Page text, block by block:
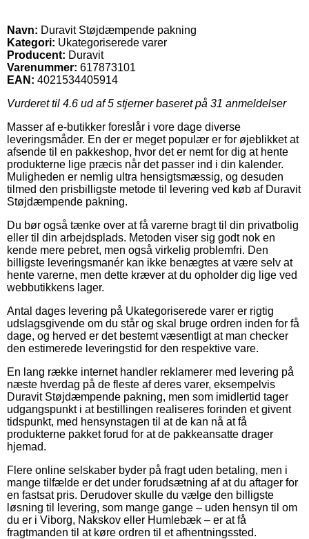
Navn: Duravit Støjdæmpende pakning
Kategori: Ukategoriserede varer
Producent: Duravit
Varenummer: 617873101
EAN: 4021534405914
Vurderet til 4.6 ud af 5 stjerner baseret på 31 anmeldelser
Masser af e-butikker foreslår i vore dage diverse
leveringsmåder. En der er meget populær er for øjeblikket at
afsende til en pakkeshop, hvor det er nemt for dig at hente
produkterne lige præcis når det passer ind i din kalender.
Muligheden er nemlig ultra hensigtsmæssig, og desuden
tilmed den prisbilligste metode til levering ved køb af Duravit
Støjdæmpende pakning.
Du bør også tænke over at få varerne bragt til din privatbolig
eller til din arbejdsplads. Metoden viser sig godt nok en
kende mere pebret, men også virkelig problemfri. Den
billigste leveringsmanér kan ikke benægtes at være selv at
hente varerne, men dette kræver at du opholder dig lige ved
webbutikkens lager.
Antal dages levering på Ukategoriserede varer er rigtig
udslagsgivende om du står og skal bruge ordren inden for få
dage, og herved er det bestemt væsentligt at man checker
den estimerede leveringstid for den respektive vare.
En lang række internet handler reklamerer med levering på
næste hverdag på de fleste af deres varer, eksempelvis
Duravit Støjdæmpende pakning, men som imidlertid tager
udgangspunkt i at bestillingen realiseres forinden et givent
tidspunkt, med hensynstagen til at de kan nå at få
produkterne pakket forud for at de pakkeansatte drager
hjemad.
Flere online selskaber byder på fragt uden betaling, men i
mange tilfælde er det under forudsætning af at du aftager for
en fastsat pris. Derudover skulle du vælge den billigste
løsning til levering, som mange gange – uden hensyn til om
du er i Viborg, Nakskov eller Humlebæk – er at få
fragtmanden til at køre ordren til et afhentningssted.